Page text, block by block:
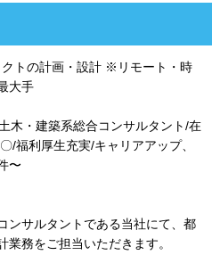
クトの計画・設計 ※リモート・時
大手
木・建築系総合コンサルタント/在
/福利厚生充実/キャリアアップ、
〜
ンサルタントである当社にて、都
務をご担当いただきます。